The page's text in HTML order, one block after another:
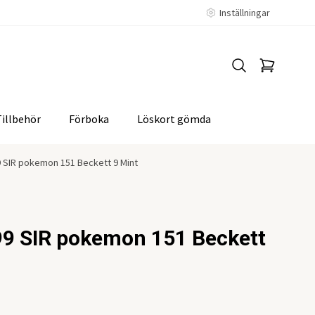
Inställningar
Förboka Löskort gömda
SIR pokemon 151 Beckett 9 Mint
SIR pokemon 151 Beckett